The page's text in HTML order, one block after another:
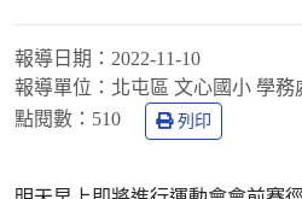
報導日期： 2022-11-10
報導單位： 北屯區 文心國小 學務
點閱數： 510 列印